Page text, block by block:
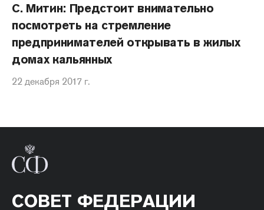
С. Митин: Предстоит внимательно
посмотреть на стремление
предпринимателей открывать в жилых
домах кальянных
22 декабря 2017 г.
СОВЕТ ФЕДЕРАЦИИ